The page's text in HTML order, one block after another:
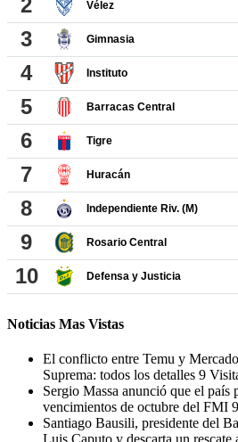
Noticias Mas Vistas
El conflicto entre Temu y
Suprema: todos los detalles 9
Sergio Massa anunció que el país
vencimientos de octubre del FMI
Santiago Bausili, presidente del